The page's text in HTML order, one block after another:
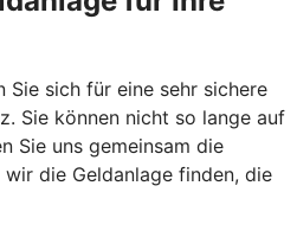
Sie sich für eine sehr sichere
Sie können nicht so lange auf
Sie uns gemeinsam die
die Geldanlage finden, die